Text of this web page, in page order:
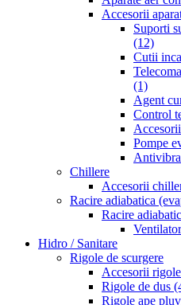
Accesorii
Suporti
(12)
Cutii
(1)
Agent
Control
Pompe
Chillere
Accesorii
Racire adiabatica
Racire
Hidro / Sanitare
Rigole de scurgere
Accesorii rigole
Rigole de dus
Rigole ape